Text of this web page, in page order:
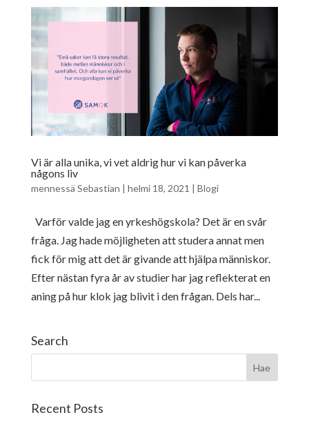
Vi är alla unika, vi vet aldrig hur vi kan påverka
någons liv
mennessä Sebastian | helmi 18, 2021 | Blogi
Varför valde jag en yrkeshögskola? Det är en svår
fråga. Jag hade möjligheten att studera annat men
fick för mig att det är givande att hjälpa människor.
Efter nästan fyra år av studier har jag reflekterat en
aning på hur klok jag blivit i den frågan. Dels har...
Search
Recent Posts